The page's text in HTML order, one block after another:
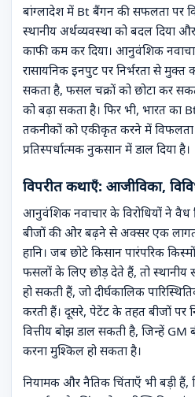
बांग्लादेश में Bt बैंगन की सफलता पर
स्थानीय अर्थव्यवस्था को बदल दिया
काफी कम कर दिया। आनुवंशिक
रासायनिक इनपुट पर निर्भरता से
सकता है, फसल चक्रों को छोटा कर
को बढ़ा सकता है। फिर भी, भारत का
तकनीकों को एकीकृत करने में विफलता
प्रतिस्पर्धात्मक नुकसान में डाल दिया है।
विपरीत कथाएँ: आजीविका,
आनुवंशिक नवाचार के विरोधियों ने वैध
बीजों की ओर बढ़ने से अक्सर एक
हानि। जब छोटे किसान पारंपरिक
फसलों के लिए छोड़ देते हैं, तो
हो सकती हैं, जो दीर्घकालिक
करती हैं। दूसरे, पेटेंट के तहत बीजों पर
वित्तीय बोझ डाल सकती है, जिन्हें GM
करना मुश्किल हो सकता है।
नियामक और नैतिक चिंताएँ भी बड़ी हैं,